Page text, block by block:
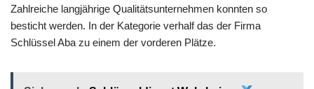
Zahlreiche langjährige Qualitätsunternehmen konnten so
besticht werden. In der Kategorie verhalf das der Firma
Schlüssel Aba zu einem der vorderen Plätze.